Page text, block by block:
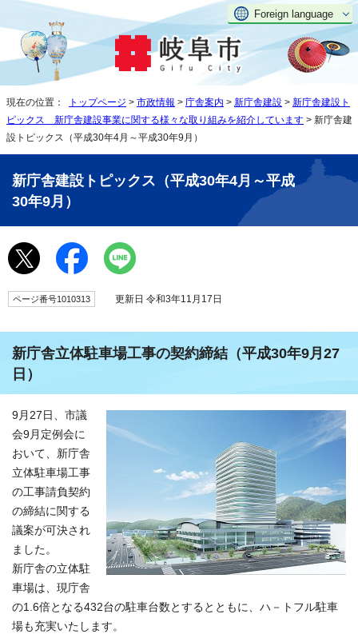
Foreign language
現在の位置： トップページ > 市政情報 > 庁舎案内 > 新庁舎建設 > 新庁舎建設ト
ピックス 新庁舎建設事業に関する様々な取り組みを紹介しています > 新庁舎建
設トピックス（平成30年4月～平成30年9月）
新庁舎建設トピックス（平成30年4月～平成
30年9月）
ページ番号1010313 更新日 令和3年11月17日
新庁舎立体駐車場工事の契約締結（平成30年9月27
日）
9月27日、市議
会9月定例会に
おいて、新庁舎
立体駐車場工事
の工事請負契約
の締結に関する
議案が可決され
ました。
新庁舎の立体駐
車場は、現庁舎
の1.6倍となる432台の駐車台数とするとともに、ハ－トフル駐車
場も充実いたします。